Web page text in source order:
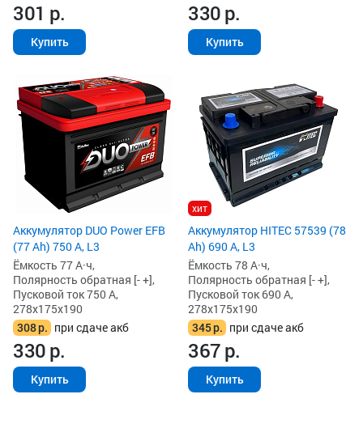
301 р.
Купить
330р.
Купить
Аккумулятор DUO Power EFB
(77 Ah) 750 А, L3
Ёмкость 77 А·ч,
Полярность обратная [- +],
Пусковой ток 750 А,
278x175x190
308р. при сдаче акб
330р.
Купить
хит
Аккумулятор HITEC 57539 (78
Ah) 690 А, L3
Ёмкость 78 А·ч,
Полярность обратная [- +],
Пусковой ток 690 А,
278x175x190
345р. при сдаче акб
367р.
Купить